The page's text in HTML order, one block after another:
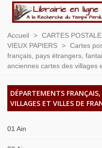
Accueil > CARTES
VIEUX PAPIERS > Cartes
français, pays étrangers,
anciennes cartes des villages
DÉPARTEMENTS
VILLAGES ET VILLES DE
01 Ain